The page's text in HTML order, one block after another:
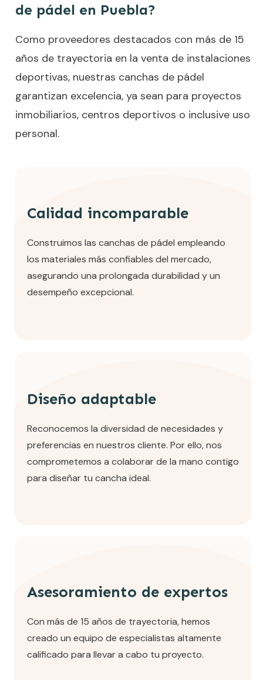
de pádel en Puebla?
Como proveedores destacados con más de 15
años de trayectoria en la venta de instalaciones
deportivas, nuestras canchas de pádel
garantizan excelencia, ya sean para proyectos
inmobiliarios, centros deportivos o inclusive uso
personal.
Calidad incomparable
Construimos las canchas de pádel empleando
los materiales más confiables del mercado,
asegurando una prolongada durabilidad y un
desempeño excepcional.
Diseño adaptable
Reconocemos la diversidad de necesidades y
preferencias en nuestros cliente. Por ello, nos
comprometemos a colaborar de la mano contigo
para diseñar tu cancha ideal.
Asesoramiento de expertos
Con más de 15 años de trayectoria, hemos
creado un equipo de especialistas altamente
calificado para llevar a cabo tu proyecto.